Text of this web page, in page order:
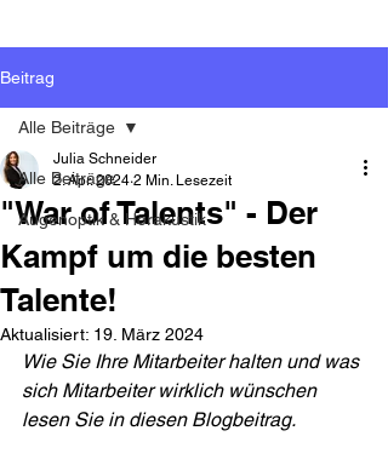
Beitrag
Alle Beiträge
Augenoptik & Hörakustik
Alle Beiträge
"War of Talents" - Der
Kampf um die besten
Talente!
Julia Schneider
2. Apr. 2024 2 Min. Lesezeit
Aktualisiert: 19. März 2024
Wie Sie Ihre Mitarbeiter halten und was
sich Mitarbeiter wirklich wünschen
lesen Sie in diesen Blogbeitrag.